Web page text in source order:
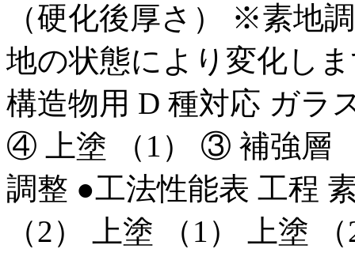
（硬化後厚さ） ※素地
地の状態により変化し
構造物用 D 種対応 ガ
④ 上塗 （1） ③ 補強層
調整 ●工法性能表 工程
（2） 上塗 （1） 上塗